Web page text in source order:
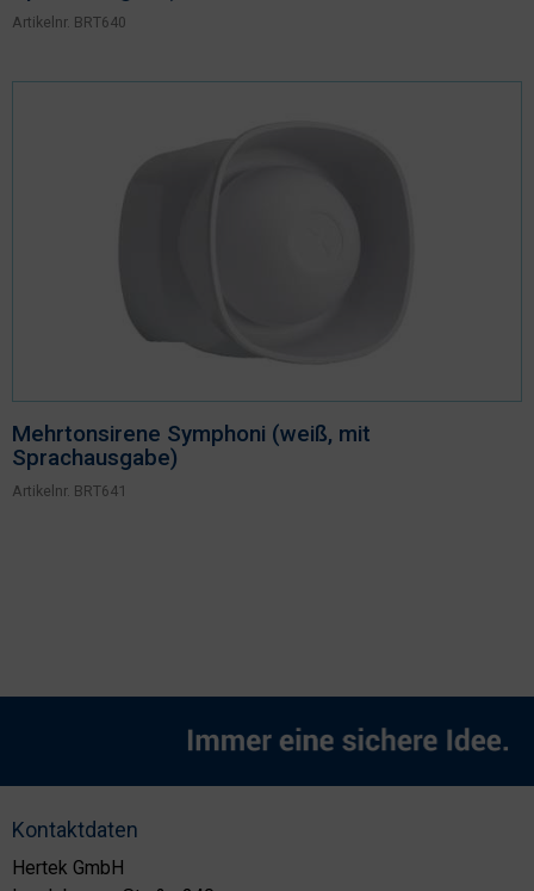
Artikelnr. BRT640
Mehrtonsirene Symphoni (weiß, mit
Sprachausgabe)
Artikelnr. BRT641
Kontaktdaten
Hertek GmbH